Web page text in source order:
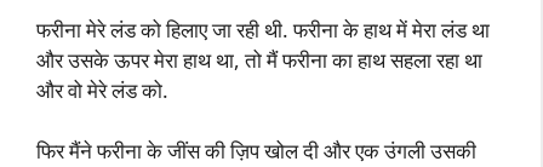
फरीना मेरे लंड को हिलाए जा रही थी. फरीना के हाथ में मेरा लंड था
और उसके ऊपर मेरा हाथ था, तो मैं फरीना का हाथ सहला रहा था
और वो मेरे लंड को.
फिर मैंने फरीना के जींस की ज़िप खोल दी और एक उंगली उसकी